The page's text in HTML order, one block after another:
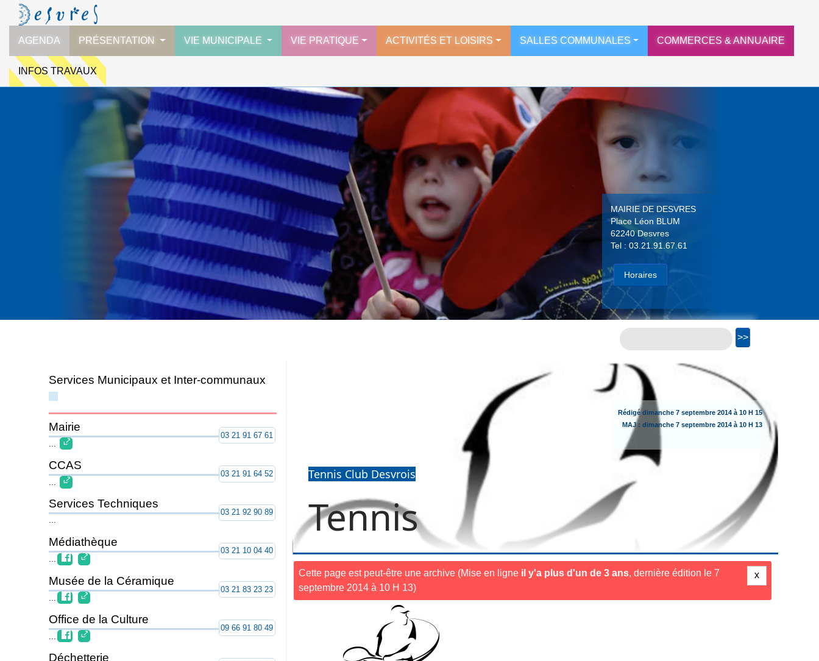
AGENDA PRÉSENTATION VIE MUNICIPALE VIE PRATIQUE ACTIVITÉS ET LOISIRS SALLES COMMUNALES COMMERCES & ANNUAIRE
INFOS TRAVAUX
MAIRIE DE DESVRES
Place Léon BLUM
62240 Desvres
Tel : 03.21.91.67.61
Horaires
Rédigédimanche 7 septembre 2014 à 10 H 15
MAJ :dimanche 7 septembre 2014 à 10 H 13
Tennis Club Desvrois
Tennis
x
Cette page est peut-être une archive (Mise en ligne il y'a plus d'un de 3 ans, dernière édition le 7
septembre 2014 à 10 H 13)
Services Municipaux et Inter-communaux
Mairie
03 21 91 67 61
CCAS
03 21 91 64 52
Services Techniques
...
03 21 92 90 89
Médiathèque
...
03 21 10 04 40
Musée de la Céramique
03 21 83 23 23
Office de la Culture
09 66 91 80 49
Déchetterie